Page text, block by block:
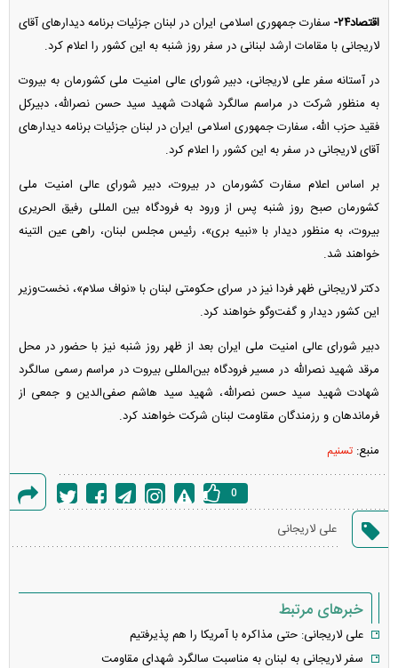
اقتصاد۲۴-
سفارت جمهوری اسلامی ایران در لبنان جزئیات برنامه دیدار‌های آقای
لاریجانی با مقامات ارشد لبنانی در سفر روز شنبه به این کشور را اعلام کرد.
در آستانه سفر علی لاریجانی، دبیر شورای عالی امنیت ملی کشورمان به بیروت
به منظور شرکت در مراسم سالگرد شهادت شهید سید حسن نصرالله، دبیرکل
فقید حزب الله، سفارت جمهوری اسلامی ایران در لبنان جزئیات برنامه دیدار‌های
آقای لاریجانی در سفر به این کشور را اعلام کرد.
بر اساس اعلام سفارت کشورمان در بیروت، دبیر شورای عالی امنیت ملی
کشورمان صبح روز شنبه پس از ورود به فرودگاه بین المللی رفیق الحریری
بیروت، به منظور دیدار با «نبیه بری»، رئیس مجلس لبنان، راهی عین التینه
خواهند شد.
دکتر لاریجانی ظهر فردا نیز در سرای حکومتی لبنان با «نواف سلام»، نخست‌وزیر
این کشور دیدار و گفت‌و‌گو خواهند کرد.
دبیر شورای عالی امنیت ملی ایران بعد از ظهر روز شنبه نیز با حضور در محل
مرقد شهید نصرالله در مسیر فرودگاه بین‌المللی بیروت در مراسم رسمی سالگرد
شهادت شهید سید حسن نصرالله، شهید سید هاشم صفی‌الدین و جمعی از
فرماندهان و رزمندگان مقاومت لبنان شرکت خواهند کرد.
منبع: تسنیم
خطا
0
علی لاریجانی
خبرهای مرتبط
علی لاریجانی: حتی مذاکره با آمریکا را هم پذیرفتیم
سفر لاریجانی به لبنان به مناسبت سالگرد شهدای مقاومت